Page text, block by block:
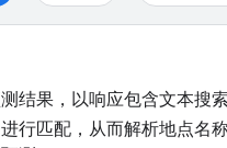
测结果，以响应包含文本
行匹配，从而解析地点名